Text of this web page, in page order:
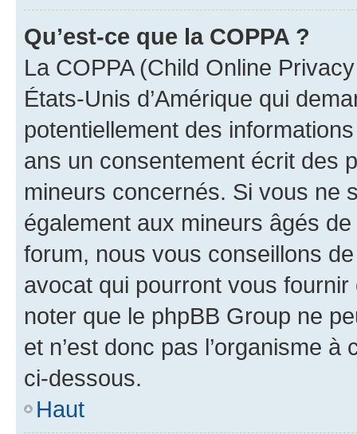
Qu’est-ce que la COPPA ?
La COPPA (Child Online
États-Unis d’Amérique qui
potentiellement des
ans un consentement écrit des
mineurs concernés. Si vous ne
également aux mineurs âgés
forum, nous vous conseillons
avocat qui pourront vous
noter que le phpBB Group ne
et n’est donc pas l’organisme
ci-dessous.
Haut